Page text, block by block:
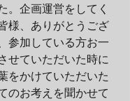
。企画運営をしてく
様、ありがとうござ
参加している方お一
せていただいた時に
をかけていただいた
のお考えを聞かせて